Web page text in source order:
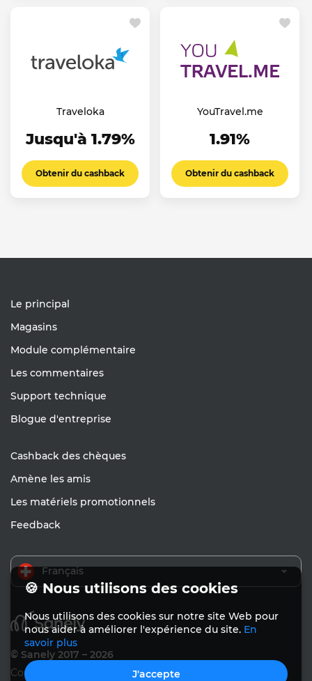
Traveloka
Jusqu'à 1.79%
Obtenir du cashback
YouTravel.me
1.91%
Obtenir du cashback
Le principal
Magasins
Module complémentaire
Les commentaires
Support technique
Blogue d'entreprise
Cashback des chèques
Amène les amis
Les matériels promotionnels
Feedback
Français
© Sanely 2017 – 2026
Conditions d'utilisation
🍪 Nous utilisons des cookies
Nous utilisons des cookies sur notre site Web pour
nous aider à améliorer l'expérience du site. En
savoir plus
J'accepte